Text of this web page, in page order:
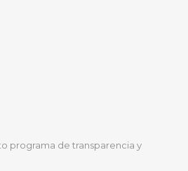
programa de transparencia y